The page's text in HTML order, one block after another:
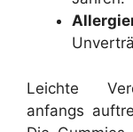
Leichte
anfangs